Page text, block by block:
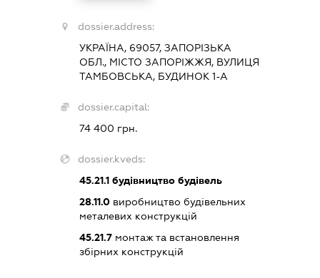
dossier.address:
УКРАЇНА, 69057, ЗАПОРІЗЬКА
ОБЛ., МІСТО ЗАПОРІЖЖЯ, ВУЛИЦЯ
ТАМБОВСЬКА, БУДИНОК 1-А
dossier.capital:
74 400 грн.
dossier.kveds:
45.21.1будівництво будівель
28.11.0виробництво будівельних
металевих конструкцій
45.21.7монтаж та встановлення
збірних конструкцій